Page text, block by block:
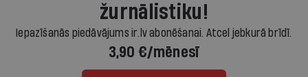
žurnālistiku!
Iepazīšanās piedāvājums ir.lv abonēšanai. Atcel jebkurā brīdī.
3,90 €/mēnesī